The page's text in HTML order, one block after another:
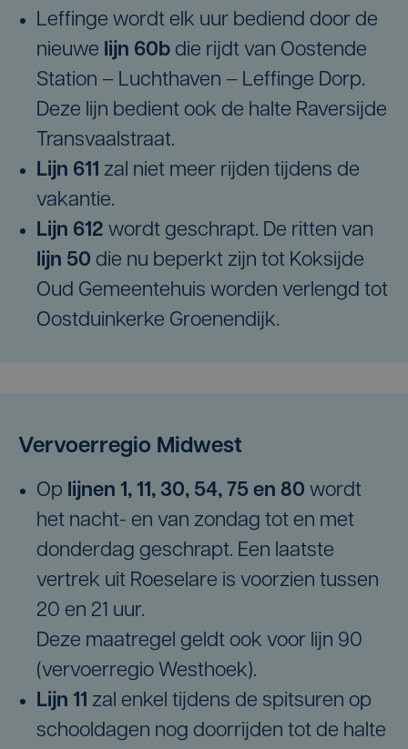
Leffinge wordt elk uur bediend door de
nieuwe lijn 60b die rijdt van Oostende
Station – Luchthaven – Leffinge Dorp.
Deze lijn bedient ook de halte Raversijde
Transvaalstraat.
Lijn 611 zal niet meer rijden tijdens de
vakantie.
Lijn 612 wordt geschrapt. De ritten van
lijn 50 die nu beperkt zijn tot Koksijde
Oud Gemeentehuis worden verlengd tot
Oostduinkerke Groenendijk.
Vervoerregio Midwest
Op lijnen 1, 11, 30, 54, 75 en 80 wordt
het nacht- en van zondag tot en met
donderdag geschrapt. Een laatste
vertrek uit Roeselare is voorzien tussen
20 en 21 uur. ​
​Deze maatregel geldt ook voor lijn 90
(vervoerregio Westhoek).
Lijn 11 zal enkel tijdens de spitsuren op
schooldagen nog doorrijden tot de halte